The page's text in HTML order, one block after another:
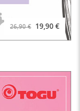
26,90 € 19,90 €